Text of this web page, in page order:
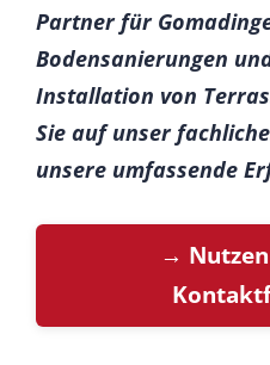
Partner für
Bodensanierungen
Installation von
Sie auf unser
unsere umfassende
→